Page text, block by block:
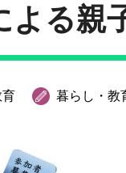
よる親
育 暮らし・教